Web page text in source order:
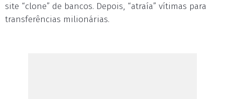
site “clone” de bancos. Depois, “atraía” vítimas para
transferências milionárias.